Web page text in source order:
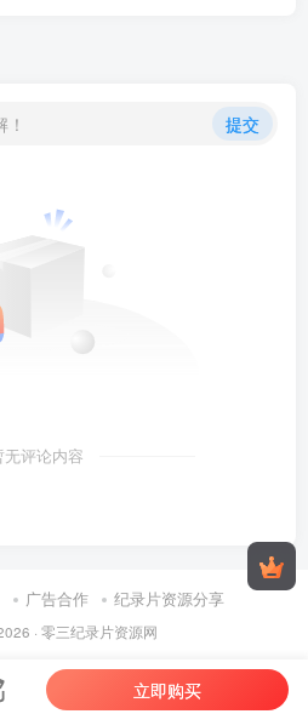
提交
无评论内容
广告合作 纪录片资源分享
· 零三纪录片资源网
立即购买